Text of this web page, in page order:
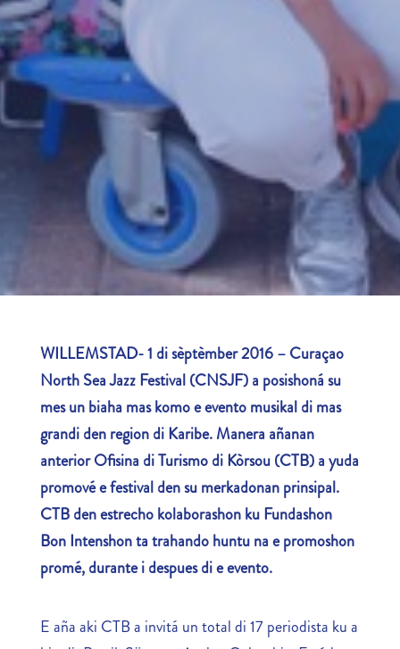
WILLEMSTAD- 1 di sèptèmber 2016 –Curaçao
North Sea Jazz Festival(CNSJF) a posishoná su
mes un biaha mas komo e evento musikal di mas
grandi den region di Karibe. Manera añanan
anterior Ofisina di Turismo di Kòrsou (CTB) a yuda
promové e festival den su merkadonan prinsipal.
CTB den estrecho kolaborashon ku Fundashon
Bon Intenshon ta trahando huntu na e promoshon
promé, durante i despues di e evento.
E aña aki CTB a invitá un total di 17 periodista ku a